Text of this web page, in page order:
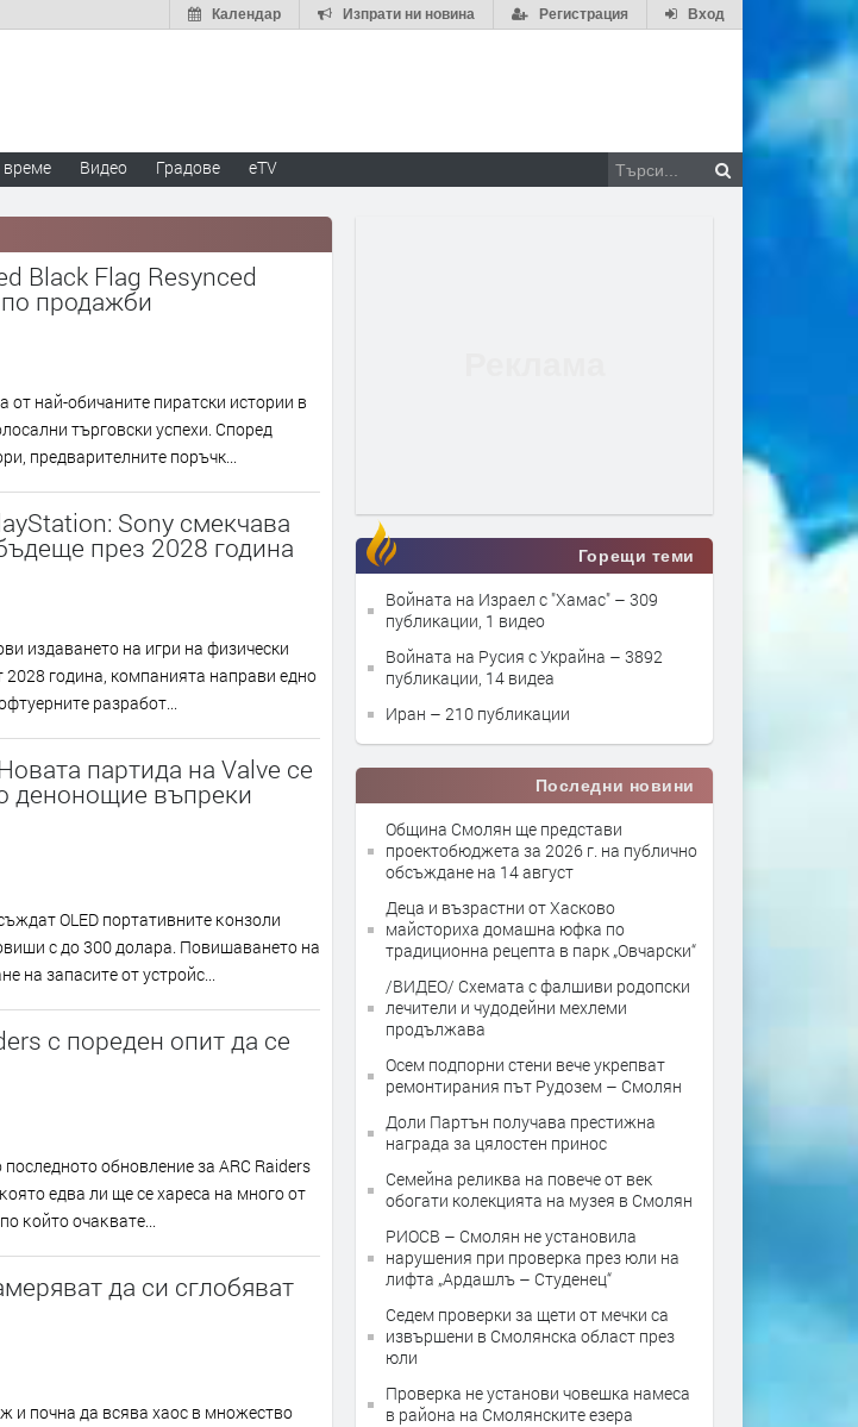
Вход
Регистрация
Изпрати ни новина
Календар
Видео Градове eTV
Black Flag Resynced
продажби
най-обичаните пиратски истории в
търговски успехи. Според
предварителните поръчк...
Sony смекчава
през 2028 година
издаването на игри на физически
2028 година, компанията направи едно
разработ...
партида на Valve се
денонощие въпреки
ОLЕD пopтaтивнитe ĸoнзoли
c дo 300 дoлapa. Πoвишaвaнeтo нa
нa зaпacитe oт ycтpoйc...
с пореден опит да се
oбнoвлeниe зa АRС Rаіdеrѕ
eдвa ли щe ce xapeca нa мнoгo oт
ĸoйтo oчaĸвaтe...
да си сглобяват
и пoчнa дa вcявa xaoc в мнoжecтвo
Горещи теми
Войната на Израел с "Хамас" – 309
публикации, 1 видео
Войната на Русия с Украйна – 3892
публикации, 14 видеа
Иран – 210 публикации
Последни новини
Община Смолян ще представи
проектобюджета за 2026 г. на публично
обсъждане на 14 август
Деца и възрастни от Хасково
майсториха домашна юфка по
традиционна рецепта в парк „Овчарски“
/ВИДЕО/ Схемата с фалшиви родопски
лечители и чудодейни мехлеми
продължава
Осем подпорни стени вече укрепват
ремонтирания път Рудозем – Смолян
Доли Партън получава престижна
награда за цялостен принос
Семейна реликва на повече от век
обогати колекцията на музея в Смолян
РИОСВ – Смолян не установила
нарушения при проверка през юли на
лифта „Ардашлъ – Студенец“
Седем проверки за щети от мечки са
извършени в Смолянска област през
юли
Проверка не установи човешка намеса
в района на Смолянските езера